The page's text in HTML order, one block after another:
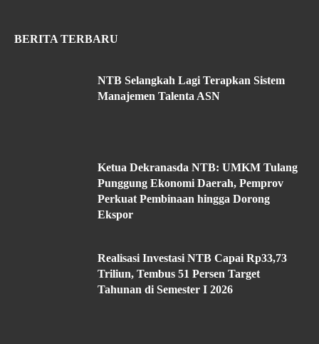
BERITA TERBARU
NTB Selangkah Lagi Terapkan Sistem
Manajemen Talenta ASN
Ketua Dekranasda NTB: UMKM Tulang
Punggung Ekonomi Daerah, Pemprov
Perkuat Pembinaan hingga Dorong
Ekspor
Realisasi Investasi NTB Capai Rp33,73
Triliun, Tembus 51 Persen Target
Tahunan di Semester I 2026